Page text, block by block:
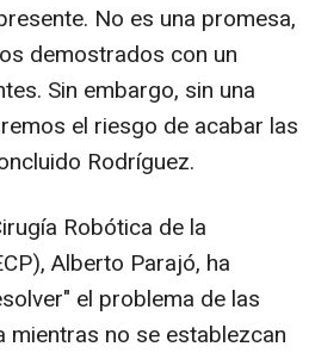
No es una promesa,
demostrados con un
Sin embargo, sin una
el riesgo de acabar las
Rodríguez.
Robótica de la
Alberto Parajó, ha
el problema de las
no se establezcan